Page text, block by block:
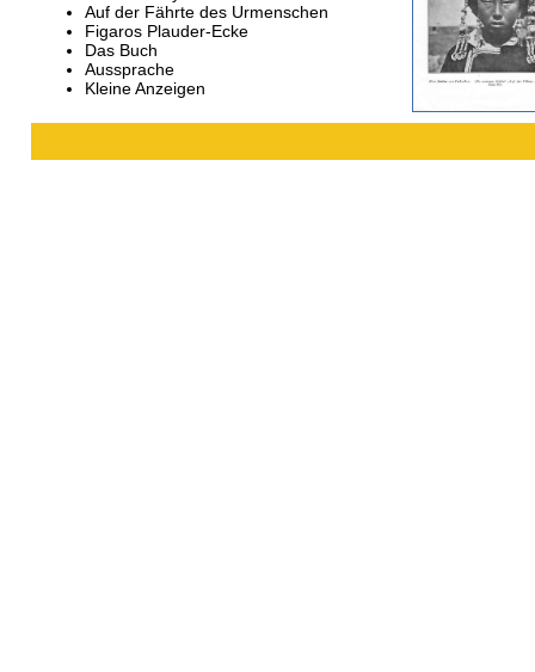
Auf der Fährte des Urmenschen
Figaros Plauder-Ecke
Das Buch
Aussprache
Kleine Anzeigen